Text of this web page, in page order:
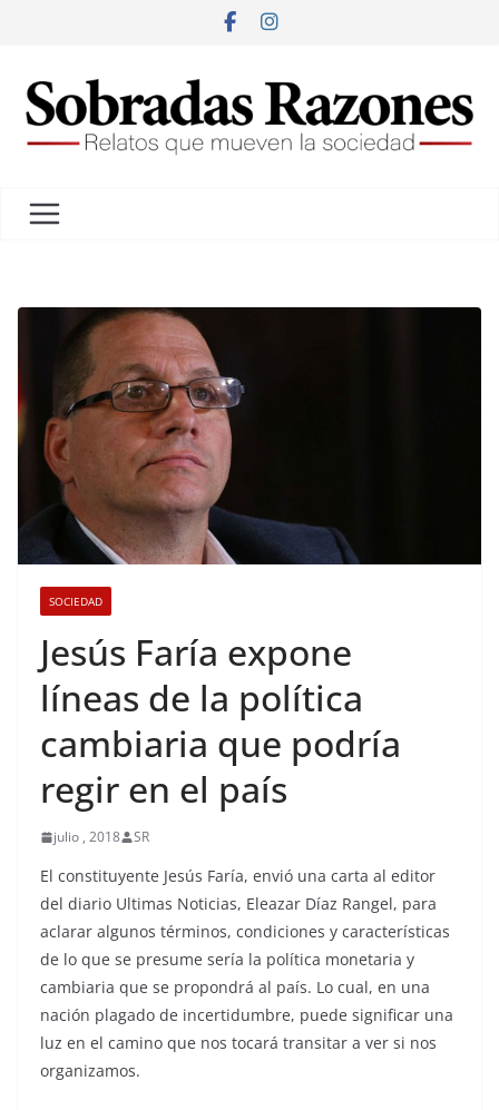
SOCIEDAD
Jesús Faría expone
líneas de la política
cambiaria que podría
regir en el país
julio , 2018 SR
El constituyente Jesús Faría, envió una carta al editor
del diario Ultimas Noticias, Eleazar Díaz Rangel, para
aclarar algunos términos, condiciones y características
de lo que se presume sería la política monetaria y
cambiaria que se propondrá al país. Lo cual, en una
nación plagado de incertidumbre, puede significar una
luz en el camino que nos tocará transitar a ver si nos
organizamos.